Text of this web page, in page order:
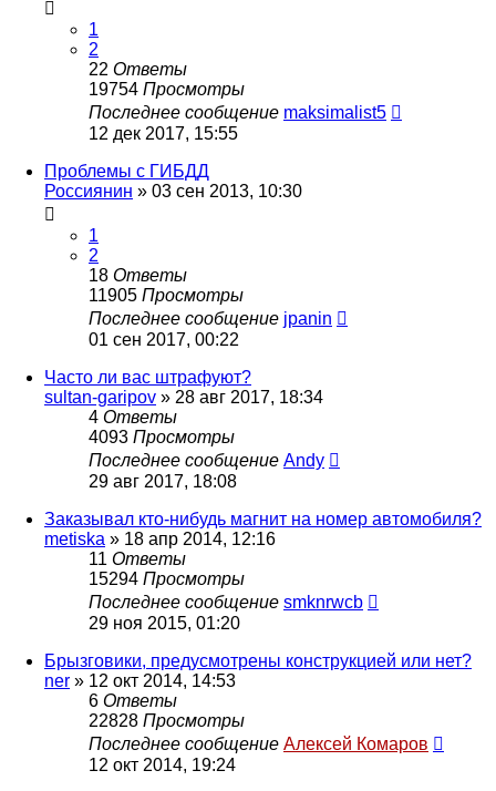
1
2
22 Ответы
19754 Просмотры
Последнее сообщение maksimalist5
12 дек 2017, 15:55
Проблемы с ГИБДД
Россиянин » 03 сен 2013, 10:30
1
2
18 Ответы
11905 Просмотры
Последнее сообщение jpanin
01 сен 2017, 00:22
Часто ли вас штрафуют?
sultan-garipov » 28 авг 2017, 18:34
4 Ответы
4093 Просмотры
Последнее сообщение Andy
29 авг 2017, 18:08
Заказывал кто-нибудь магнит на номер автомобиля?
metiska » 18 апр 2014, 12:16
11 Ответы
15294 Просмотры
Последнее сообщение smknrwcb
29 ноя 2015, 01:20
Брызговики, предусмотрены конструкцией или нет?
ner » 12 окт 2014, 14:53
6 Ответы
22828 Просмотры
Последнее сообщение Алексей Комаров
12 окт 2014, 19:24